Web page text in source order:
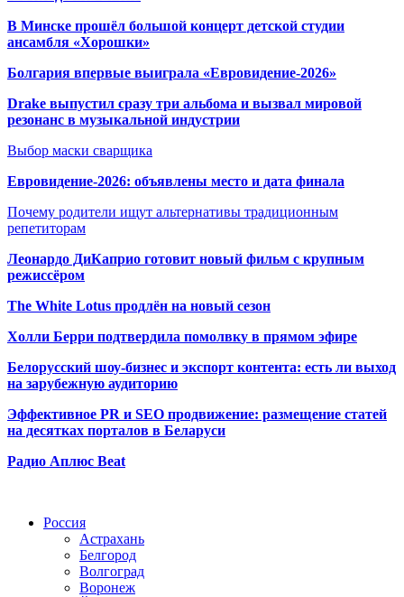
В Минске прошёл большой концерт детской студии
ансамбля «Хорошки»
Болгария впервые выиграла «Евровидение-2026»
Drake выпустил сразу три альбома и вызвал мировой
резонанс в музыкальной индустрии
Выбор маски сварщика
Евровидение-2026: объявлены место и дата финала
Почему родители ищут альтернативы традиционным
репетиторам
Леонардо ДиКаприо готовит новый фильм с крупным
режиссёром
The White Lotus продлён на новый сезон
Холли Берри подтвердила помолвку в прямом эфире
Белорусский шоу-бизнес и экспорт контента: есть ли выход
на зарубежную аудиторию
Эффективное PR и SEO продвижение: размещение статей
на десятках порталов в Беларуси
Радио Аплюс Beat
Россия
Астрахань
Белгород
Волгоград
Воронеж